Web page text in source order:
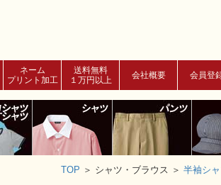
会員登
会社概要
送料無料
１万円以上
ネーム
プリント加工
TOP ＞ シャツ・ブラウス ＞ 半袖シ